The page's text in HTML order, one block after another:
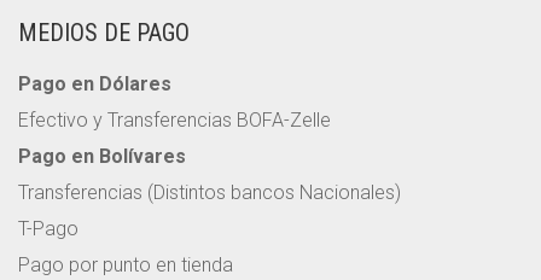
MEDIOS DE PAGO
Pago en Dólares
Efectivo y Transferencias BOFA-Zelle
Pago en Bolívares
Transferencias (Distintos bancos Nacionales)
T-Pago
Pago por punto en tienda